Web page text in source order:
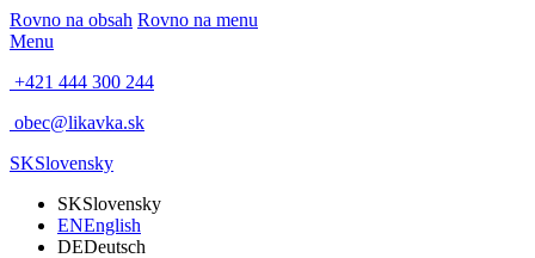
Rovno na obsah Rovno na menu
Menu
+421 444 300 244
obec@likavka.sk
SKSlovensky
SKSlovensky
ENEnglish
DEDeutsch